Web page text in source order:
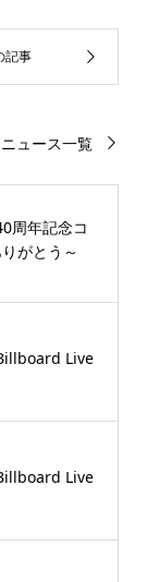
ニュース一覧
年記念コ
りがとう～
Live
Live